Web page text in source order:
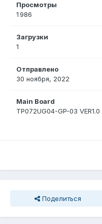
Просмотры
1 986
Загрузки
1
Отправлено
30 ноября, 2022
Main Board
TP072UG04-GP-03 VER1.0
Поделиться